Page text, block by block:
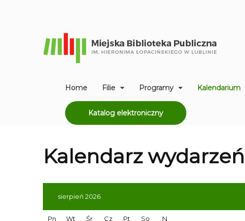
Home Filie Programy Kalendarium
Katalog elektroniczny
Kalendarz wydarzeń
sierpień 2026
Pn Wt Śr Cz Pt So N